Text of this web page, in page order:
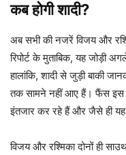
कब होगी शादी?
अब सभी की नजरें विजय और
रिपोर्ट के मुताबिक, यह जोड़ी
हालांकि, शादी से जुड़ी बाकी
तक सामने नहीं आए हैं। फैंस इस
इंतजार कर रहे हैं और जैसे ही
विजय और रश्मिका दोनों ही